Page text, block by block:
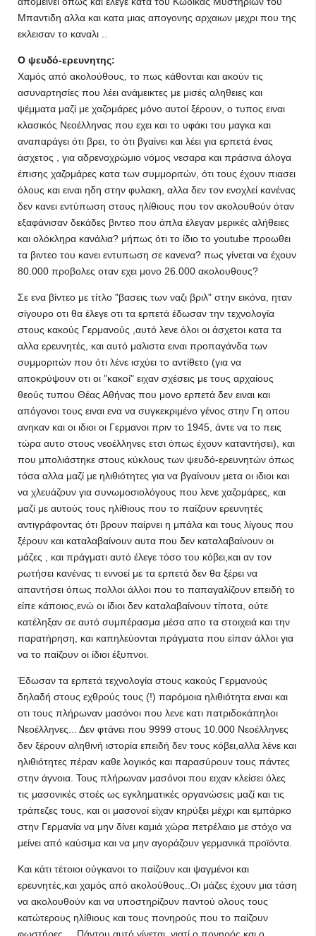
Μπαντιδη αλλα και κατα μιας απογονης αρχαιων μεχρι που της
εκλεισαν το καναλι ..
Ο ψευδό-ερευνητης:
Χαμός από ακολούθους, το πως κάθονται και ακούν τις
ασυναρτησίες που λέει ανάμεικτες με μισές αληθειες και
ψέμματα μαζί με χαζομάρες μόνο αυτοί ξέρουν, ο τυπος ειναι
κλασικός Νεοέλληνας που εχει και το υφάκι του μαγκα και
αναπαράγει ότι βρει, το ότι βγαίνει και λέει για ερπετά ένας
άσχετος , για αδρενοχρώμιο νόμος νεσαρα και πράσινα άλογα
έπισης χαζομάρες κατα των συμμοριτών, ότι τους έχουν πιασει
όλους και ειναι ηδη στην φυλακη, αλλα δεν τον ενοχλεί κανένας
δεν κανει εντύπωση στους ηλίθιους που τον ακολουθούν όταν
εξαφάνισαν δεκάδες βιντεο που άπλα έλεγαν μερικές αλήθειες
και ολόκληρα κανάλια? μήπως ότι το ίδιο το youtube προωθει
τα βιντεο του κανει εντυπωση σε κανενα? πως γίνεται να έχουν
80.000 προβολες οταν εχει μονο 26.000 ακολουθους?
Σε ενα βίντεο με τίτλο "βασεις των ναζι βριλ" στην εικόνα, ηταν
σίγουρο οτι θα έλεγε οτι τα ερπετά έδωσαν την τεχνολογία
στους κακούς Γερμανούς ,αυτό λενε όλοι οι άσχετοι κατα τα
αλλα ερευνητές, και αυτό μαλιστα ειναι προπαγάνδα των
συμμοριτών που ότι λένε ισχύει το αντίθετο (για να
αποκρύψουν οτι οι "κακοί" ειχαν σχέσεις με τους αρχαίους
θεούς τυπου Θέας Αθήνας που μονο ερπετά δεν ειναι και
απόγονοι τους ειναι ενα να συγκεκριμένο γένος στην Γη οπου
ανηκαν και οι ιδιοι οι Γερμανοι πριν το 1945, άντε να το πεις
τώρα αυτο στους νεοέλληνες ετσι όπως έχουν καταντήσει), και
που μπολιάστηκε στους κύκλους των ψευδό-ερευνητών όπως
τόσα αλλα μαζί με ηλιθιότητες για να βγαίνουν μετα οι ιδιοι και
να χλευάζουν για συνωμοσιολόγους που λενε χαζομάρες, και
μαζί με αυτούς τους ηλίθιους που το παίζουν ερευνητές
αντιγράφοντας ότι βρουν παίρνει η μπάλα και τους λίγους που
ξέρουν και καταλαβαίνουν αυτα που δεν καταλαβαίνουν οι
μάζες , και πράγματι αυτό έλεγε τόσο του κόβει,και αν τον
ρωτήσει κανένας τι εννοεί με τα ερπετά δεν θα ξέρει να
απαντήσει όπως πολλοι άλλοι που το παπαγαλίζουν επειδή το
είπε κάποιος,ενώ οι ίδιοι δεν καταλαβαίνουν τίποτα, ούτε
κατέληξαν σε αυτό συμπέρασμα μέσα απο τα στοιχειά και την
παρατήρηση, και καπηλεύονται πράγματα που είπαν άλλοι για
να το παίζουν οι ίδιοι έξυπνοι.
Έδωσαν τα ερπετά τεχνολογία στους κακούς Γερμανούς
δηλαδή στους εχθρούς τους (!) παρόμοια ηλιθιότητα ειναι και
οτι τους πλήρωναν μασόνοι που λενε κατι πατριδοκάπηλοι
Νεοέλληνες... Δεν φτάνει που 9999 στους 10.000 Νεοέλληνες
δεν ξέρουν αληθινή ιστορία επειδή δεν τους κόβει,αλλα λένε και
ηλιθιότητες πέραν καθε λογικός και παρασύρουν τους πάντες
στην άγνοια. Τους πλήρωναν μασόνοι που ειχαν κλείσει όλες
τις μασονικές στοές ως εγκληματικές οργανώσεις μαζί και τις
τράπεζες τους, και οι μασονοί είχαν κηρύξει μέχρι και εμπάρκο
στην Γερμανία να μην δίνει καμιά χώρα πετρέλαιο με στόχο να
μείνει από καύσιμα και να μην αγοράζουν γερμανικά προϊόντα.
Και κάτι τέτοιοι ούγκανοι το παίζουν και ψαγμένοι και
ερευνητές,και χαμός από ακολούθους..Οι μάζες έχουν μια τάση
να ακολουθούν και να υποστηρίζουν παντού ολους τους
κατώτερους ηλίθιους και τους πονηρούς που το παίζουν